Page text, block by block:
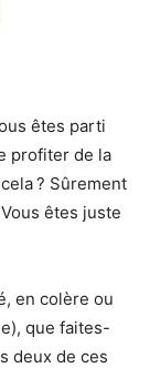
êtes parti
profiter de la
? Sûrement
êtes juste
en colère ou
que faites-
deux de ces